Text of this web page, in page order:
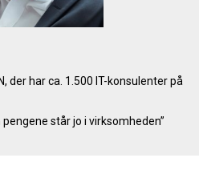
der har ca. 1.500 IT-konsulenter på
står jo i virksomheden”